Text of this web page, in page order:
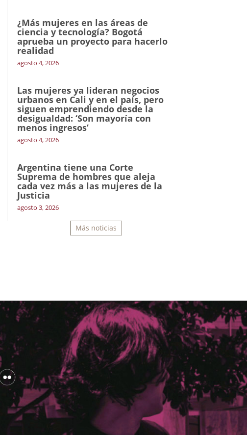
¿Más mujeres en las áreas de
ciencia y tecnología? Bogotá
aprueba un proyecto para hacerlo
realidad
agosto 4, 2026
Las mujeres ya lideran negocios
urbanos en Cali y en el país, pero
siguen emprendiendo desde la
desigualdad: ‘Son mayoría con
menos ingresos’
agosto 4, 2026
Argentina tiene una Corte
Suprema de hombres que aleja
cada vez más a las mujeres de la
Justicia
agosto 3, 2026
Más noticias